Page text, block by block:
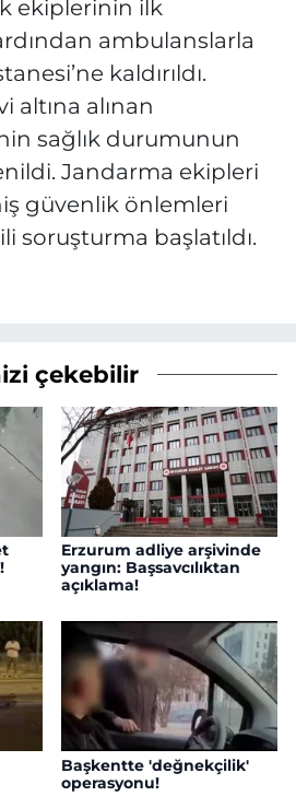
ekiplerinin ilk
ambulanslarla
kaldırıldı.
altına alınan
sağlık durumunun
Jandarma ekipleri
güvenlik önlemleri
soruşturma başlatıldı.
çekebilir
Erzurum adliye arşivinde
yangın: Başsavcılıktan
açıklama!
Başkentte 'değnekçilik'
operasyonu!